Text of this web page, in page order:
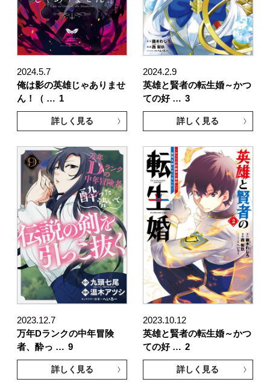
2024.5.7
俺は影の英雄じゃありませ
ん！（ … 1
詳しく見る
2024.2.9
英雄と賢者の転生婚～かつ
ての好 … 3
詳しく見る
2023.12.7
万年Dランクの中年冒険
者、酔っ … 9
詳しく見る
2023.10.12
英雄と賢者の転生婚～かつ
ての好 … 2
詳しく見る